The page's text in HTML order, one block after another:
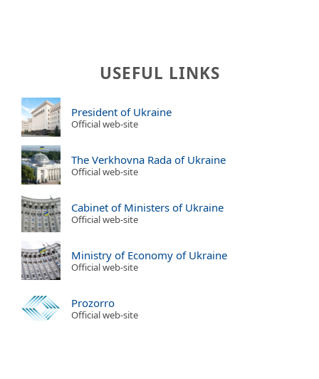
USEFUL LINKS
President of Ukraine
Official web-site
The Verkhovna Rada of Ukraine
Official web-site
Cabinet of Ministers of Ukraine
Official web-site
Ministry of Economy of Ukraine
Official web-site
Prozorro
Official web-site